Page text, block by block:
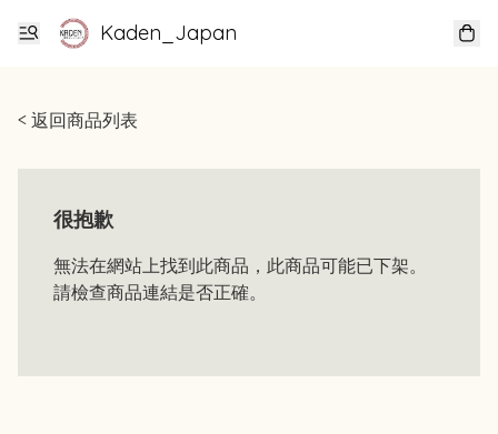
Kaden_Japan
< 返回商品列表
很抱歉
無法在網站上找到此商品，此商品可能已下架。
請檢查商品連結是否正確。